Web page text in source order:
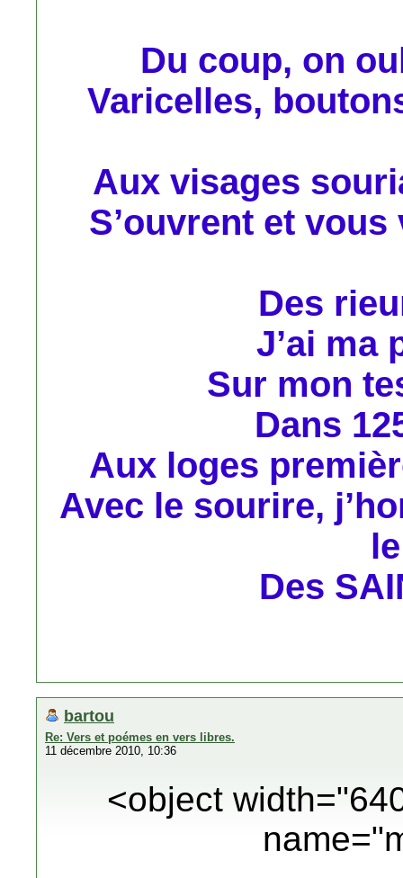
Du coup, on
Varicelles,
Aux visages
S’ouvrent et
Des
J’ai ma
Sur mon
Dans
Aux loges
Avec le sourire,
Des
bartou
Re: Vers et poémes en vers libres.
11 décembre 2010, 10:36
<object